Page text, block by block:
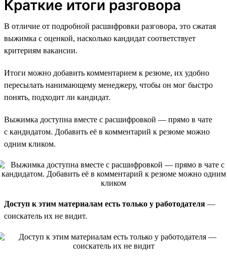
Краткие итоги разговора
В отличие от подробной расшифровки разговора, это сжатая
выжимка с оценкой, насколько кандидат соответствует
критериям вакансии.
Итоги можно добавить комментарием к резюме, их удобно
пересылать нанимающему менеджеру, чтобы он мог быстро
понять, подходит ли кандидат.
Выжимка доступна вместе с расшифровкой — прямо в чате
с кандидатом. Добавить её в комментарий к резюме можно
одним кликом.
Доступ к этим материалам есть только у работодателя —
соискатель их не видит.